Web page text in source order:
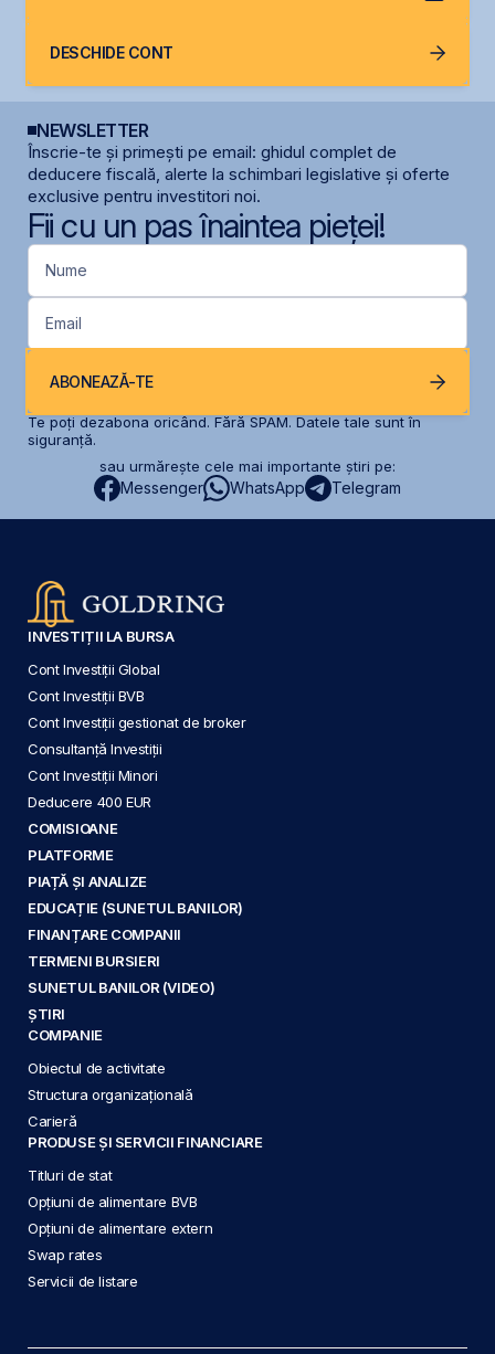
DESCHIDE CONT
NEWSLETTER
Înscrie-te și primești pe email: ghidul complet de
deducere fiscală, alerte la schimbari legislative și oferte
exclusive pentru investitori noi.
Fii cu un pas înaintea pieței!
Nume
Email
ABONEAZĂ-TE
Te poți dezabona oricând. Fără SPAM. Datele tale sunt în
siguranță.
sau urmărește cele mai importante știri pe:
Messenger WhatsApp Telegram
INVESTIȚII LA BURSA
Cont Investiții Global
Cont Investiții BVB
Cont Investiții gestionat de broker
Consultanță Investiții
Cont Investiții Minori
Deducere 400 EUR
COMISIOANE
PLATFORME
PIAȚĂ ȘI ANALIZE
EDUCAȚIE (SUNETUL BANILOR)
FINANȚARE COMPANII
TERMENI BURSIERI
SUNETUL BANILOR (VIDEO)
ȘTIRI
COMPANIE
Obiectul de activitate
Structura organizațională
Carieră
PRODUSE ȘI SERVICII FINANCIARE
Titluri de stat
Opțiuni de alimentare BVB
Opțiuni de alimentare extern
Swap rates
Servicii de listare